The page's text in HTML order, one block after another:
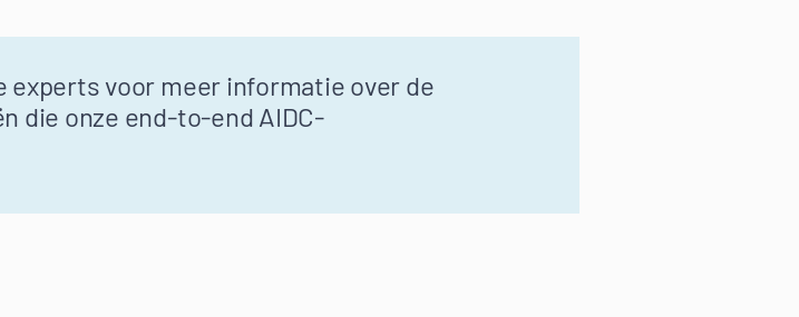
experts voor meer informatie over de
die onze end-to-end AIDC-